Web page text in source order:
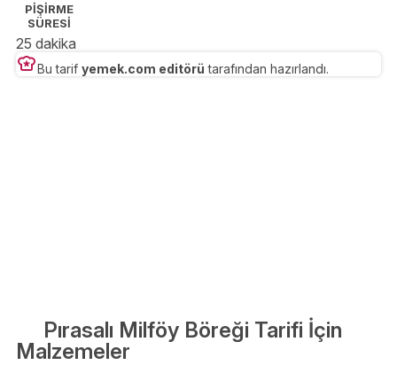
PİŞİRME
SÜRESİ
25 dakika
Bu tarif yemek.com editörü tarafından hazırlandı.
Pırasalı Milföy Böreği Tarifi İçin
Malzemeler